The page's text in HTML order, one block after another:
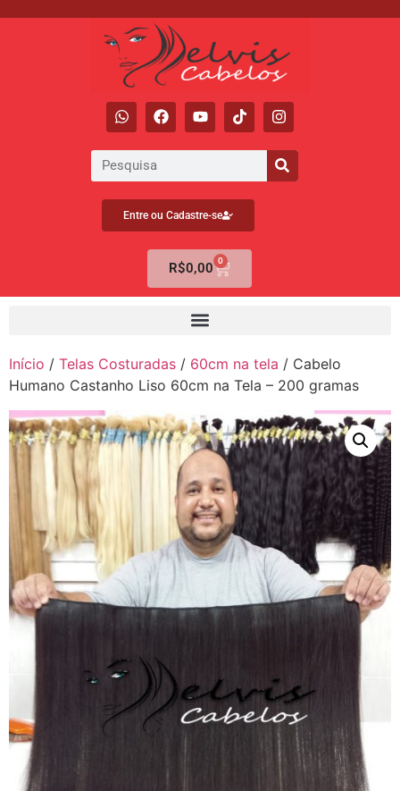
Entre ou Cadastre-se
R$0,00 0
Início / Telas Costuradas / 60cm na tela / Cabelo
Humano Castanho Liso 60cm na Tela – 200 gramas